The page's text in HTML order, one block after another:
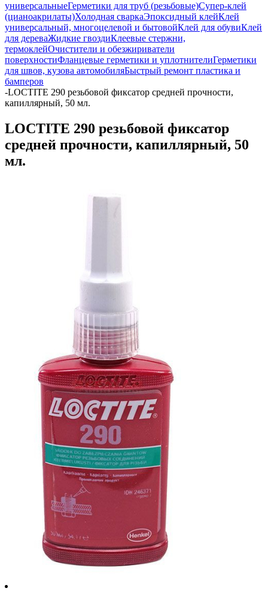
универсальныеГерметики для труб (резьбовые)Супер-клей
(цианоакрилаты)Холодная сваркаЭпоксидный клейКлей
универсальный, многоцелевой и бытовойКлей для обувиКлей
для дереваЖидкие гвоздиКлеевые стержни,
термоклейОчистители и обезжириватели
поверхностиФланцевые герметики и уплотнителиГерметики
для швов, кузова автомобиляБыстрый ремонт пластика и
бамперов
-LOCTITE 290 резьбовой фиксатор средней прочности,
капиллярный, 50 мл.
LOCTITE 290 резьбовой фиксатор
средней прочности, капиллярный, 50
мл.